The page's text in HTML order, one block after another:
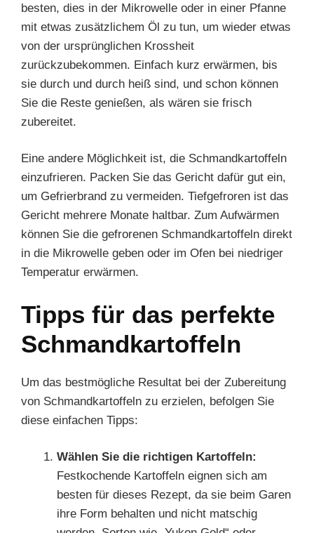
besten, dies in der Mikrowelle oder in einer Pfanne
mit etwas zusätzlichem Öl zu tun, um wieder etwas
von der ursprünglichen Krossheit
zurückzubekommen. Einfach kurz erwärmen, bis
sie durch und durch heiß sind, und schon können
Sie die Reste genießen, als wären sie frisch
zubereitet.
Eine andere Möglichkeit ist, die Schmandkartoffeln
einzufrieren. Packen Sie das Gericht dafür gut ein,
um Gefrierbrand zu vermeiden. Tiefgefroren ist das
Gericht mehrere Monate haltbar. Zum Aufwärmen
können Sie die gefrorenen Schmandkartoffeln direkt
in die Mikrowelle geben oder im Ofen bei niedriger
Temperatur erwärmen.
Tipps für das perfekte
Schmandkartoffeln
Um das bestmögliche Resultat bei der Zubereitung
von Schmandkartoffeln zu erzielen, befolgen Sie
diese einfachen Tipps:
Wählen Sie die richtigen Kartoffeln:
Festkochende Kartoffeln eignen sich am
besten für dieses Rezept, da sie beim Garen
ihre Form behalten und nicht matschig